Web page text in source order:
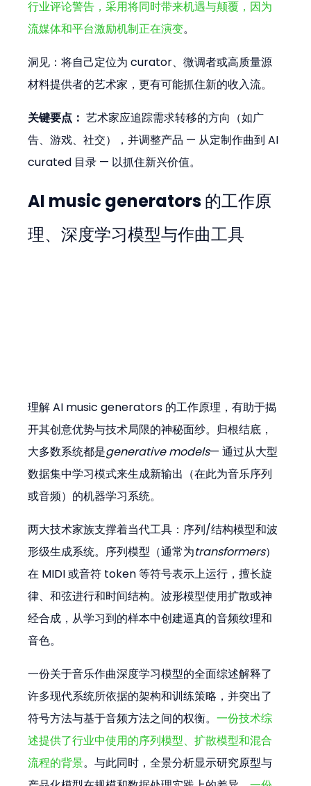
行业评论警告，采用将同时带来机遇与颠覆，因为
流媒体和平台激励机制正在演变。
洞见：将自己定位为 curator、微调者或高质量源
材料提供者的艺术家，更有可能抓住新的收入流。
关键要点： 艺术家应追踪需求转移的方向（如广
告、游戏、社交），并调整产品 — 从定制作曲到 AI
curated 目录 — 以抓住新兴价值。
AI music generators 的工作原
理、深度学习模型与作曲工具
理解 AI music generators 的工作原理，有助于揭
开其创意优势与技术局限的神秘面纱。归根结底，
大多数系统都是generative models— 通过从大型
数据集中学习模式来生成新输出（在此为音乐序列
或音频）的机器学习系统。
两大技术家族支撑着当代工具：序列/结构模型和波
形级生成系统。序列模型（通常为transformers）
在 MIDI 或音符 token 等符号表示上运行，擅长旋
律、和弦进行和时间结构。波形模型使用扩散或神
经合成，从学习到的样本中创建逼真的音频纹理和
音色。
一份关于音乐作曲深度学习模型的全面综述解释了
许多现代系统所依据的架构和训练策略，并突出了
符号方法与基于音频方法之间的权衡。一份技术综
述提供了行业中使用的序列模型、扩散模型和混合
流程的背景。与此同时，全景分析显示研究原型与